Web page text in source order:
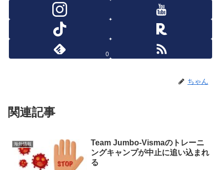
0
ちゃん
関連記事
海外情報
Team Jumbo-Vismaのトレーニ
ングキャンプが中止に追い込まれ
る